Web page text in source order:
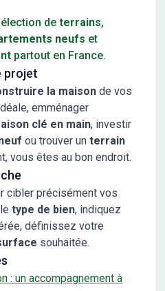
de terrains,
neufs et
partout en France.
projet
la maison de vos
emménager
clé en main, investir
ou trouver un terrain
vous êtes au bon endroit.
cibler précisément vos
type de bien, indiquez
définissez votre
souhaitée.
: un accompagnement à